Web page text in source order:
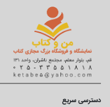
دسترسی سریع